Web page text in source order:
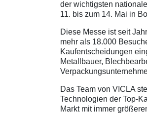
der wichtigsten
11. bis zum 14. Mai in
Diese Messe ist seit
mehr als 18.000
Kaufentscheidungen
Metallbauer,
Das Team von VICLA
Technologien der Top-
Markt mit immer